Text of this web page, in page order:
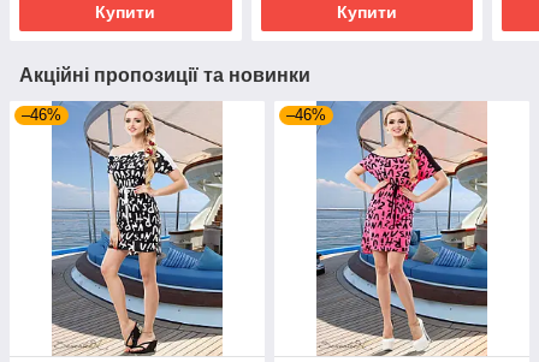
Купити Купити
Акційні пропозиції та новинки
–46% –46%